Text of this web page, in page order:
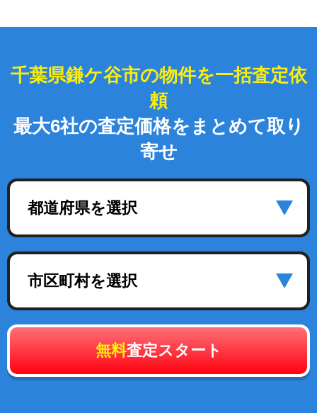
千葉県鎌ケ谷市の物件を一括査定依
頼
最大6社の査定価格をまとめて取り
寄せ
都道府県を選択
市区町村を選択
無料査定スタート